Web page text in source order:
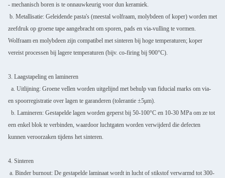
- mechanisch boren is te onnauwkeurig voor dun keramiek.
b. Metallisatie: Geleidende pasta's (meestal wolfraam, molybdeen of koper) worden met
zeefdruk op groene tape aangebracht om sporen, pads en via-vulling te vormen.
Wolfraam en molybdeen zijn compatibel met sinteren bij hoge temperaturen; koper
vereist processen bij lagere temperaturen (bijv. co-firing bij 900°C).
3. Laagstapeling en lamineren
a. Uitlijning: Groene vellen worden uitgelijnd met behulp van fiducial marks om via-
en spoorregistratie over lagen te garanderen (tolerantie ±5μm).
b. Lamineren: Gestapelde lagen worden geperst bij 50-100°C en 10-30 MPa om ze tot
een enkel blok te verbinden, waardoor luchtgaten worden verwijderd die defecten
kunnen veroorzaken tijdens het sinteren.
4. Sinteren
a. Binder burnout: De gestapelde laminaat wordt in lucht of stikstof verwarmd tot 300-